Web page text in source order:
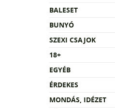
BALESET
BUNYÓ
SZEXI CSAJOK
18+
EGYÉB
ÉRDEKES
MONDÁS, IDÉZET